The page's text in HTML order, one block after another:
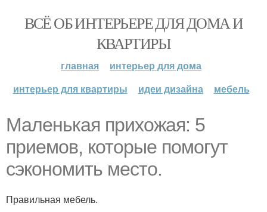
ВСЁ ОБ ИНТЕРЬЕРЕ ДЛЯ ДОМА И
КВАРТИРЫ
главная
интерьер для дома
интерьер для квартиры
идеи дизайна мебель
Маленькая прихожая: 5
приемов, которые помогут
сэкономить место.
Правильная мебель.